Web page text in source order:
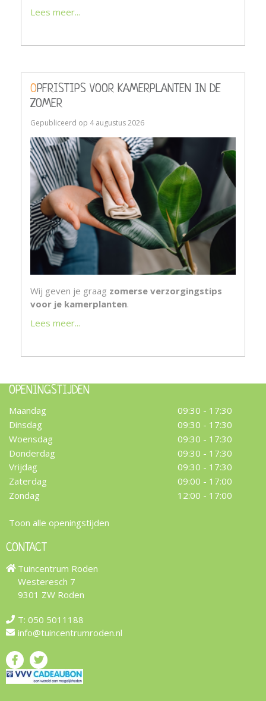
Lees meer...
OPFRISTIPS VOOR KAMERPLANTEN IN DE
ZOMER
Gepubliceerd op 4 augustus 2026
Wij geven je graag zomerse verzorgingstips
voor je kamerplanten.
Lees meer...
OPENINGSTIJDEN
Maandag
09:30 - 17:30
Dinsdag
09:30 - 17:30
Woensdag
09:30 - 17:30
Donderdag
09:30 - 17:30
Vrijdag
09:30 - 17:30
Zaterdag
09:00 - 17:00
Zondag
12:00 - 17:00
Toon alle openingstijden
CONTACT
Tuincentrum Roden
Westeresch 7
9301 ZW Roden
T: 050 5011188
info@tuincentrumroden.nl